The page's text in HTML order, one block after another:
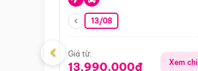
13/08
Giá từ:
13.990.000đ Xem
‹